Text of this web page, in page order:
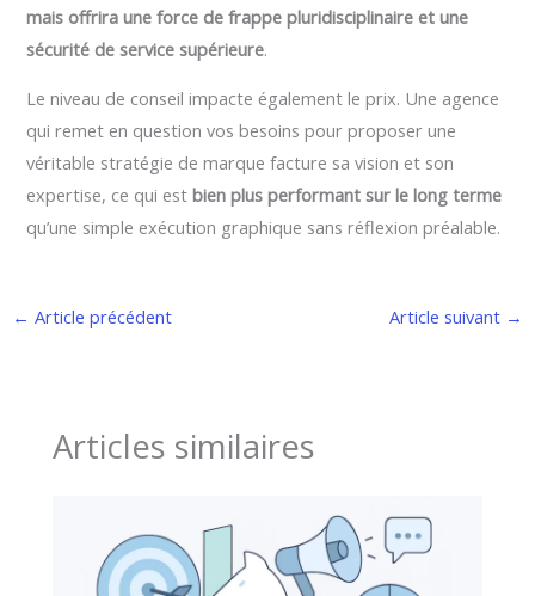
mais offrira une force de frappe pluridisciplinaire et une
sécurité de service supérieure.
Le niveau de conseil impacte également le prix. Une agence
qui remet en question vos besoins pour proposer une
véritable stratégie de marque facture sa vision et son
expertise, ce qui estbien plus performant sur le long terme
qu’une simple exécution graphique sans réflexion préalable.
← Article précédent Article suivant →
Articles similaires